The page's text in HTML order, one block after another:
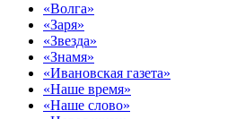
«Волга»
«Заря»
«Звезда»
«Знамя»
«Ивановская газета»
«Наше время»
«Наше слово»